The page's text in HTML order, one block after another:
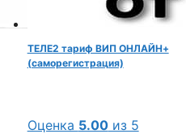
ТЕЛЕ2 тариф ВИП ОНЛАЙН+
(саморегистрация)
Оценка 5.00из 5